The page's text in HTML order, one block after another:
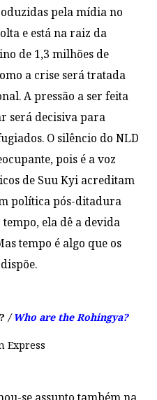
pela mídia no
e está na raiz da
de 1,3 milhões de
a crise será tratada
A pressão a ser feita
será decisiva para
O silêncio do NLD
pois é a voz
de Suu Kyi acreditam
política pós-ditadura
ela dê a devida
tempo é algo que os
? /Who are the Rohingya?
Express